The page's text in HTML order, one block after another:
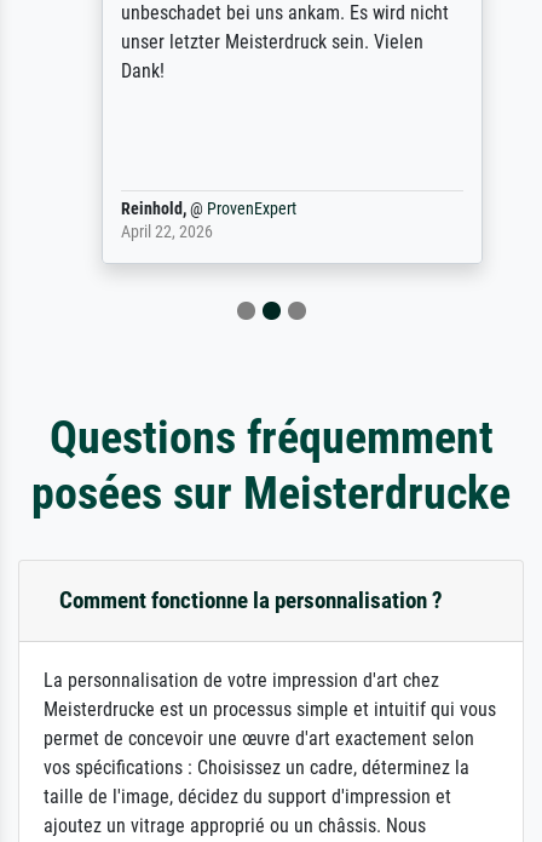
unbeschadet bei uns ankam. Es wird nicht
unser letzter Meisterdruck sein. Vielen
Dank!
Reinhold,@ProvenExpert
April 22, 2026
Questions fréquemment
posées sur Meisterdrucke
Comment fonctionne la personnalisation ?
La personnalisation de votre impression d'art chez
Meisterdrucke est un processus simple et intuitif qui vous
permet de concevoir une œuvre d'art exactement selon
vos spécifications : Choisissez un cadre, déterminez la
taille de l'image, décidez du support d'impression et
ajoutez un vitrage approprié ou un châssis. Nous